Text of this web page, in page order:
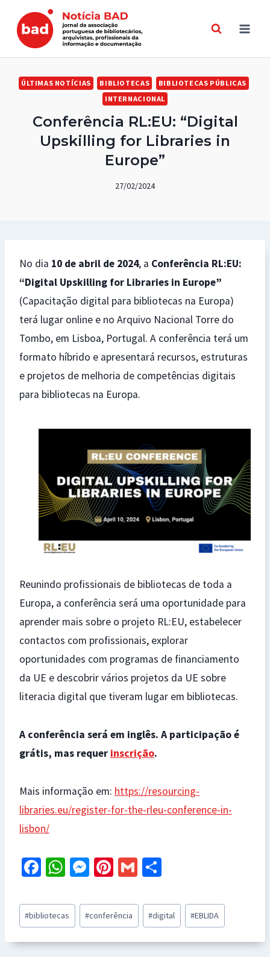
content
ÚLTIMAS NOTÍCIAS BIBLIOTECAS
BIBLIOTECAS PÚBLICAS
INTERNACIONAL
Conferência RL:EU: “Digital
Upskilling for Libraries in
Europe”
27/02/2024
No dia 10 de abril de 2024, a Conferência RL:EU:
“Digital Upskilling for Libraries in Europe”
(Capacitação digital para bibliotecas na Europa)
terá lugar online e no Arquivo Nacional Torre do
Tombo, em Lisboa, Portugal. A conferência terá um
formato híbrido e apresentará recursos, estruturas
e projetos de melhoria de competências digitais
para bibliotecas na Europa.
Reunindo profissionais de bibliotecas de toda a
Europa, a conferência será uma oportunidade para
aprender mais sobre o projeto RL:EU, estabelecer
contactos com profissionais, explorar
oportunidades com programas de financiamento
da UE e descobrir vários projetos da UE sobre
literacia digital que tiveram lugar em bibliotecas.
A conferência será em inglês. A participação é
grátis, mas requer inscrição.
Mais informação em: https://resourcing-
libraries.eu/register-for-the-rleu-conference-in-
lisbon/
Fa
b
o
o
W
at
sA
p
M
se
n
ge
Pi
er
es
t
G
ai
l
ar
e
Post
Tags:
#bibliotecas #conferência #digital #EBLIDA